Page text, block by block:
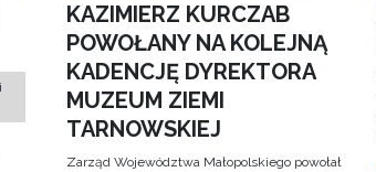
KAZIMIERZ KURCZAB
POWOŁANY NA KOLEJNĄ
KADENCJĘ DYREKTORA
MUZEUM ZIEMI
TARNOWSKIEJ
Zarząd Województwa Małopolskiego powołał